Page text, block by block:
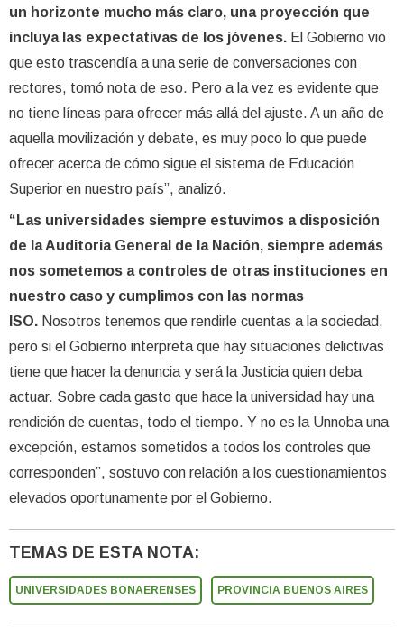
un horizonte mucho más claro, una proyección que
incluya las expectativas de los jóvenes. El Gobierno vio
que esto trascendía a una serie de conversaciones con
rectores, tomó nota de eso. Pero a la vez es evidente que
no tiene líneas para ofrecer más allá del ajuste. A un año de
aquella movilización y debate, es muy poco lo que puede
ofrecer acerca de cómo sigue el sistema de Educación
Superior en nuestro país”, analizó.
“Las universidades siempre estuvimos a disposición
de la Auditoria General de la Nación, siempre además
nos sometemos a controles de otras instituciones en
nuestro caso y cumplimos con las normas
ISO. Nosotros tenemos que rendirle cuentas a la sociedad,
pero si el Gobierno interpreta que hay situaciones delictivas
tiene que hacer la denuncia y será la Justicia quien deba
actuar. Sobre cada gasto que hace la universidad hay una
rendición de cuentas, todo el tiempo. Y no es la Unnoba una
excepción, estamos sometidos a todos los controles que
corresponden”, sostuvo con relación a los cuestionamientos
elevados oportunamente por el Gobierno.
TEMAS DE ESTA NOTA:
UNIVERSIDADES BONAERENSES PROVINCIA BUENOS AIRES